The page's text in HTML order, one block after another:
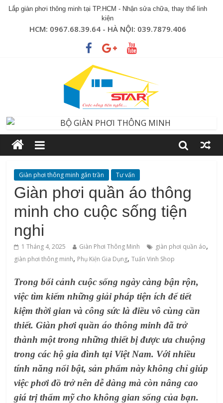
Lắp giàn phơi thông minh tại TP.HCM - Nhận sửa chữa, thay thế linh
kiện
HCM: 0967.68.39.64 - HÀ NỘI: 039.7879.406
Giàn phơi thông minh gắn trần Tư vấn
Giàn phơi quần áo thông
minh cho cuộc sống tiện
nghi
1 Tháng 4, 2025 Giàn Phơi Thông Minh giàn phơi quần áo,
‌giàn‌ ‌phơi‌ ‌thông‌ ‌minh, Phụ Kiện Gia Dụng,Tuấn Vinh Shop
Trong bối cảnh cuộc sống ngày càng bận rộn,
việc tìm kiếm những giải pháp tiện ích để tiết
kiệm thời gian và công sức là điều vô cùng cần
thiết. Giàn phơi quần áo thông minh đã trở
thành một trong những thiết bị được ưa chuộng
trong các hộ gia đình tại Việt Nam. Với nhiều
tính năng nổi bật, sản phẩm này không chỉ giúp
việc phơi đồ trở nên dễ dàng mà còn nâng cao
giá trị thẩm mỹ cho không gian sống của bạn.